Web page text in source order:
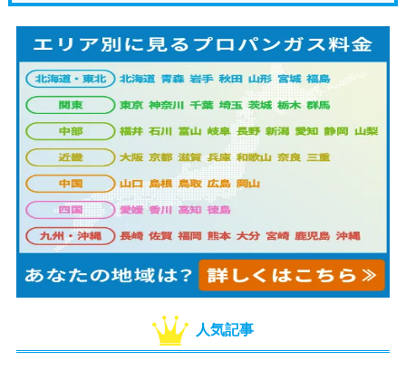
人気記事